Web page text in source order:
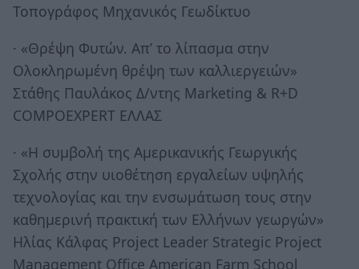
Τοπογράφος Μηχανικός Γεωδίκτυο
· «Θρέψη Φυτών. Απ’ το λίπασμα στην
Ολοκληρωμένη θρέψη των καλλιεργειών»
Στάθης Παυλάκος Δ/ντης Marketing & R+D
COMPOEXPERT ΕΛΛΑΣ
· «Η συμβολή της Αμερικανικής Γεωργικής
Σχολής στην υιοθέτηση εργαλείων υψηλής
τεχνολογίας και την ενσωμάτωση τους στην
καθημερινή πρακτική των Ελλήνων γεωργών»
Ηλίας Κάλφας Project Leader Strategic Project
Management Office American Farm School